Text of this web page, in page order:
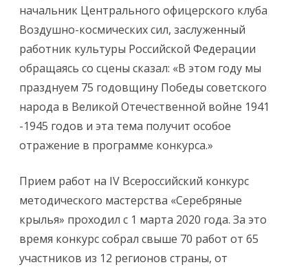
начальник Центрального офицерского клуба
Воздушно-космических сил, заслуженный
работник культуры Российской Федерации
обращаясь со сцены сказал: «В этом году мы
празднуем 75 годовщину Победы советского
народа в Великой Отечественной войне 1941
-1945 годов и эта тема получит особое
отражение в программе конкурса.»
Прием работ на IV Всероссийский конкурс
методического мастерства «Серебряные
крылья» проходил с 1 марта 2020 года. За это
время конкурс собрал свыше 70 работ от 65
участников из 12 регионов страны, от